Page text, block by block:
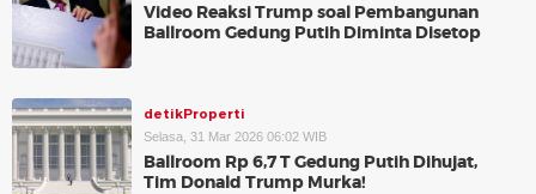
Video Reaksi Trump soal Pembangunan
Ballroom Gedung Putih Diminta Disetop
detikProperti
Selasa, 31 Mar 2026 06:02 WIB
Ballroom Rp 6,7 T Gedung Putih Dihujat,
Tim Donald Trump Murka!